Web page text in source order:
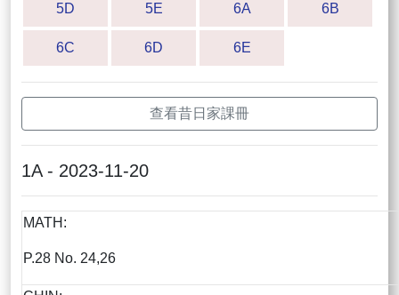
5D 5E 6A 6B
6C 6D 6E
查看昔日家課冊
1A - 2023-11-20
MATH:
P.28 No. 24,26